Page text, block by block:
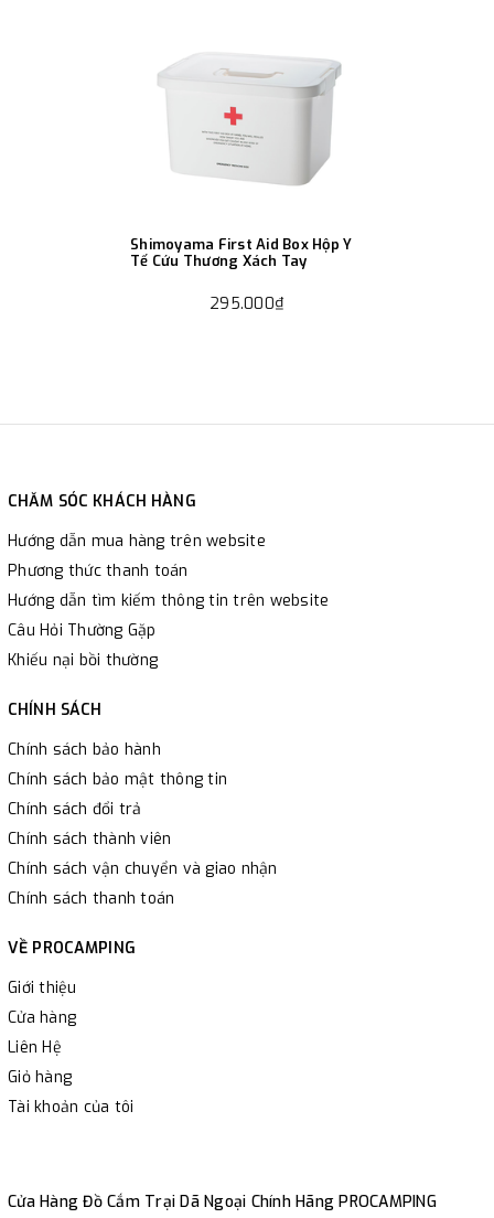
Shimoyama First Aid Box Hộp Y
Tế Cứu Thương Xách Tay
295.000₫
CHĂM SÓC KHÁCH HÀNG
Hướng dẫn mua hàng trên website
Phương thức thanh toán
Hướng dẫn tìm kiếm thông tin trên website
Câu Hỏi Thường Gặp
Khiếu nại bồi thường
CHÍNH SÁCH
Chính sách bảo hành
Chính sách bảo mật thông tin
Chính sách đổi trả
Chính sách thành viên
Chính sách vận chuyển và giao nhận
Chính sách thanh toán
VỀ PROCAMPING
Giới thiệu
Cửa hàng
Liên Hệ
Giỏ hàng
Tài khoản của tôi
Cửa Hàng Đồ Cắm Trại Dã Ngoại Chính Hãng PROCAMPING